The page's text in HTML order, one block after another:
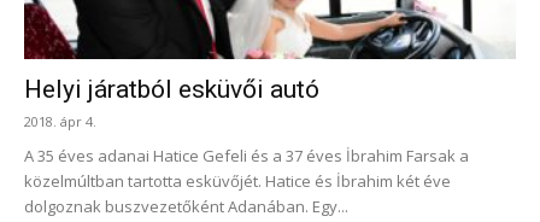
Helyi járatból esküvői autó
2018. ápr 4.
A 35 éves adanai Hatice Gefeli és a 37 éves İbrahim Farsak a
közelmúltban tartotta esküvőjét. Hatice és İbrahim két éve
dolgoznak buszvezetőként Adanában. Egy...